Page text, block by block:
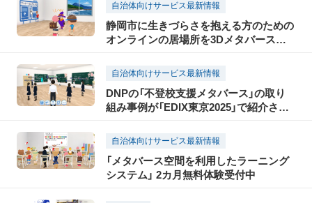
自治体向けサービス最新情報
静岡市に生きづらさを抱える方のための
オンラインの居場所を3Dメタバースで
自治体向けサービス最新情報
DNPの「不登校支援メタバース」の取り
組み事例が「EDIX東京2025」で紹介され
自治体向けサービス最新情報
「メタバース空間を利用したラーニング
システム」 2カ月無料体験受付中